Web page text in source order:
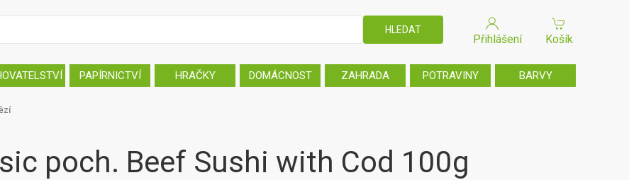
Přihlášení Košík
PAPÍRNICTVÍ HRAČKY DOMÁCNOST ZAHRADA POTRAVINY BARVY
poch. Beef Sushi with Cod 100g